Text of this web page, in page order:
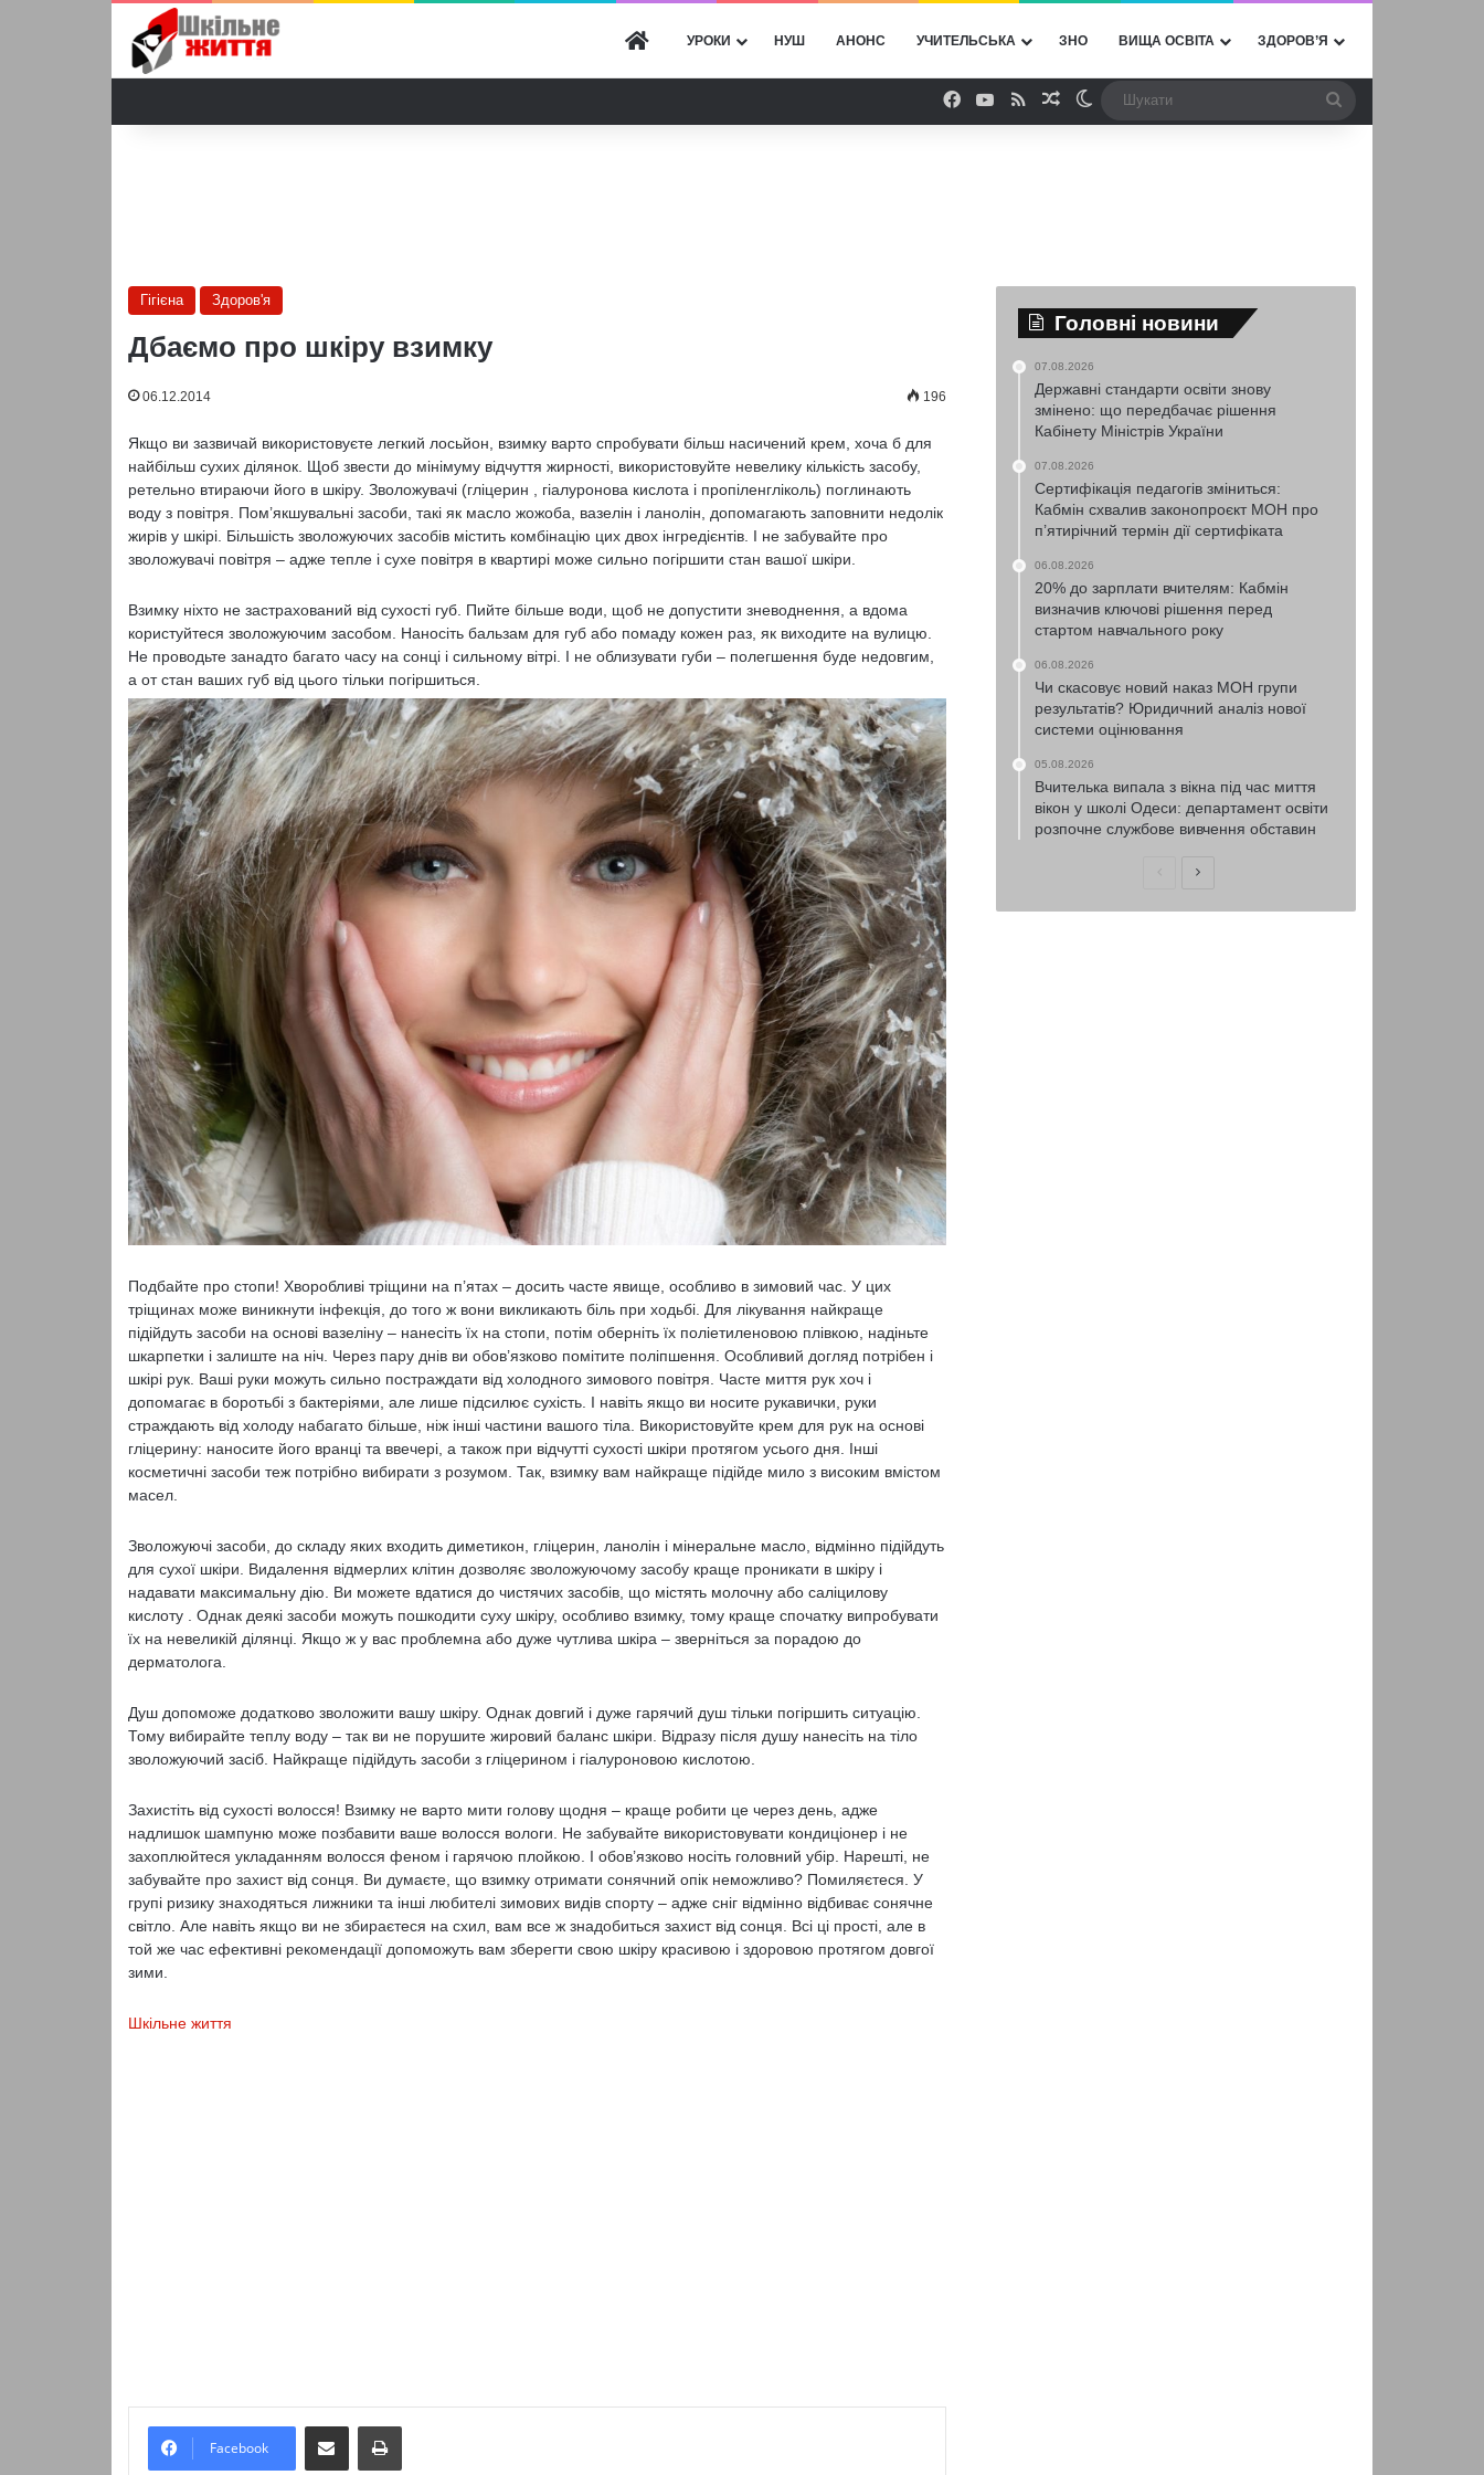
ГОЛОВНА
УРОКИ НУШ АНОНС УЧИТЕЛЬСЬКА ЗНО ВИЩА ОСВІТА ЗДОРОВ’Я
Facebook
YouTube
RSSВипадкова стаття
Switch skin
Гігієна Здоров'я
Дбаємо про шкіру взимку
06.12.2014 196
Якщо ви зазвичай використовуєте легкий лосьйон, взимку варто спробувати більш насичений крем, хоча б для
найбільш сухих ділянок. Щоб звести до мінімуму відчуття жирності, використовуйте невелику кількість засобу,
ретельно втираючи його в шкіру. Зволожувачі (гліцерин , гіалуронова кислота і пропіленгліколь) поглинають
воду з повітря. Пом’якшувальні засоби, такі як масло жожоба, вазелін і ланолін, допомагають заповнити недолік
жирів у шкірі. Більшість зволожуючих засобів містить комбінацію цих двох інгредієнтів. І не забувайте про
зволожувачі повітря – адже тепле і сухе повітря в квартирі може сильно погіршити стан вашої шкіри.
Взимку ніхто не застрахований від сухості губ. Пийте більше води, щоб не допустити зневоднення, а вдома
користуйтеся зволожуючим засобом. Наносіть бальзам для губ або помаду кожен раз, як виходите на вулицю.
Не проводьте занадто багато часу на сонці і сильному вітрі. І не облизувати губи – полегшення буде недовгим,
а от стан ваших губ від цього тільки погіршиться.
Подбайте про стопи! Хворобливі тріщини на п’ятах – досить часте явище, особливо в зимовий час. У цих
тріщинах може виникнути інфекція, до того ж вони викликають біль при ходьбі. Для лікування найкраще
підійдуть засоби на основі вазеліну – нанесіть їх на стопи, потім оберніть їх поліетиленовою плівкою, надіньте
шкарпетки і залиште на ніч. Через пару днів ви обов’язково помітите поліпшення. Особливий догляд потрібен і
шкірі рук. Ваші руки можуть сильно постраждати від холодного зимового повітря. Часте миття рук хоч і
допомагає в боротьбі з бактеріями, але лише підсилює сухість. І навіть якщо ви носите рукавички, руки
страждають від холоду набагато більше, ніж інші частини вашого тіла. Використовуйте крем для рук на основі
гліцерину: наносите його вранці та ввечері, а також при відчутті сухості шкіри протягом усього дня. Інші
косметичні засоби теж потрібно вибирати з розумом. Так, взимку вам найкраще підійде мило з високим вмістом
масел.
Зволожуючі засоби, до складу яких входить диметикон, гліцерин, ланолін і мінеральне масло, відмінно підійдуть
для сухої шкіри. Видалення відмерлих клітин дозволяє зволожуючому засобу краще проникати в шкіру і
надавати максимальну дію. Ви можете вдатися до чистячих засобів, що містять молочну або саліцилову
кислоту . Однак деякі засоби можуть пошкодити суху шкіру, особливо взимку, тому краще спочатку випробувати
їх на невеликій ділянці. Якщо ж у вас проблемна або дуже чутлива шкіра – зверніться за порадою до
дерматолога.
Душ допоможе додатково зволожити вашу шкіру. Однак довгий і дуже гарячий душ тільки погіршить ситуацію.
Тому вибирайте теплу воду – так ви не порушите жировий баланс шкіри. Відразу після душу нанесіть на тіло
зволожуючий засіб. Найкраще підійдуть засоби з гліцерином і гіалуроновою кислотою.
Захистіть від сухості волосся! Взимку не варто мити голову щодня – краще робити це через день, адже
надлишок шампуню може позбавити ваше волосся вологи. Не забувайте використовувати кондиціонер і не
захоплюйтеся укладанням волосся феном і гарячою плойкою. І обов’язково носіть головний убір. Нарешті, не
забувайте про захист від сонця. Ви думаєте, що взимку отримати сонячний опік неможливо? Помиляєтеся. У
групі ризику знаходяться лижники та інші любителі зимових видів спорту – адже сніг відмінно відбиває сонячне
світло. Але навіть якщо ви не збираєтеся на схил, вам все ж знадобиться захист від сонця. Всі ці прості, але в
той же час ефективні рекомендації допоможуть вам зберегти свою шкіру красивою і здоровою протягом довгої
зими.
Шкільне життя
Facebook
Надіслати електронною поштоюНадрукувати
Головні новини
07.08.2026
Державні стандарти освіти знову
змінено: що передбачає рішення
Кабінету Міністрів України
07.08.2026
Сертифікація педагогів зміниться:
Кабмін схвалив законопроєкт МОН про
п’ятирічний термін дії сертифіката
06.08.2026
20% до зарплати вчителям: Кабмін
визначив ключові рішення перед
стартом навчального року
06.08.2026
Чи скасовує новий наказ МОН групи
результатів? Юридичний аналіз нової
системи оцінювання
05.08.2026
Вчителька випала з вікна під час миття
вікон у школі Одеси: департамент освіти
розпочне службове вивчення обставин
ПопередняНаступна